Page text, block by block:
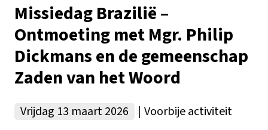
Missiedag Brazilië –
Ontmoeting met Mgr. Philip
Dickmans en de gemeenschap
Zaden van het Woord
Vrijdag 13 maart 2026 | Voorbije activiteit